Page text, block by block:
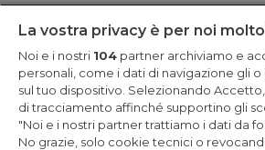
Dove
La vostra privacy è per noi
Noi e i nostri 104 partner archiviamo e
personali, come i dati di navigazione gli
sul tuo dispositivo. Selezionando
di tracciamento affinché supportino gli
"Noi e i nostri partner trattiamo i dati da
No grazie, solo cookie tecnici o